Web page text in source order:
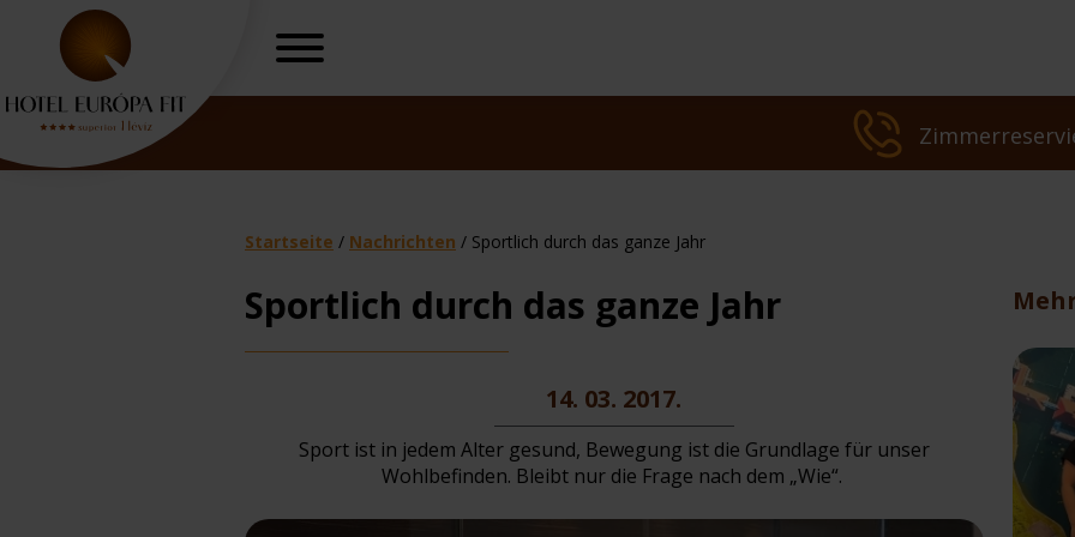
Top-Angebot
Gynäkologische Behandlungen
Behandlungen
Startseite / Nachrichten / Sportlich durch das ganze Jahr
Sportlich durch das ganze Jahr
14. 03. 2017.
Sport ist in jedem Alter gesund, Bewegung ist die Grundlage für unser
Wohlbefinden. Bleibt nur die Frage nach dem „Wie“.